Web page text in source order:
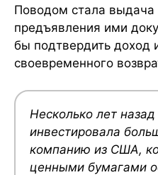
Поводом стала
предъявления ими
бы подтвердить доход
своевременного
Несколько лет
инвестировала
компанию из США,
ценными бумагами